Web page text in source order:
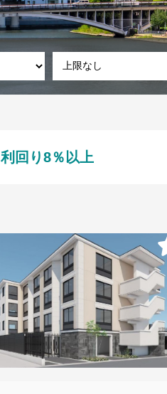
利回り8％以上